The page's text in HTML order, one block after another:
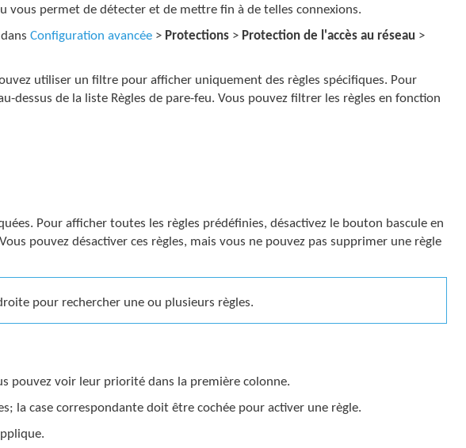
vous permet de détecter et de mettre fin à de telles connexions.
dansConfiguration avancée > Protections > Protection de l'accès au réseau >
utiliser un filtre pour afficher uniquement des règles spécifiques. Pour
dessus de la liste Règles de pare-feu. Vous pouvez filtrer les règles en fonction
Pour afficher toutes les règles prédéfinies, désactivez le bouton bascule en
Vous pouvez désactiver ces règles, mais vous ne pouvez pas supprimer une règle
pour rechercher une ou plusieurs règles.
pouvez voir leur priorité dans la première colonne.
la case correspondante doit être cochée pour activer une règle.